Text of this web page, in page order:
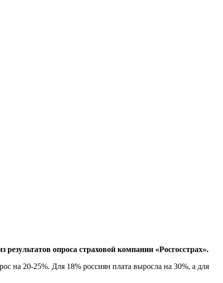
опроса страховой компании «Росгосстрах».
на 20-25%. Для 18% россиян плата выросла на 30%, а для